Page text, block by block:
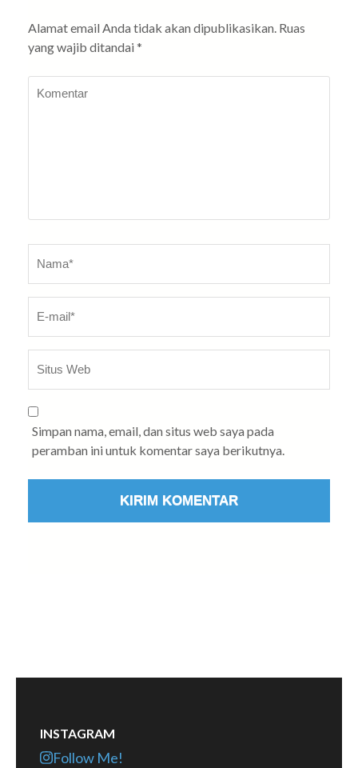
Alamat email Anda tidak akan dipublikasikan. Ruas
yang wajib ditandai *
Simpan nama, email, dan situs web saya pada
peramban ini untuk komentar saya berikutnya.
INSTAGRAM
Follow Me!